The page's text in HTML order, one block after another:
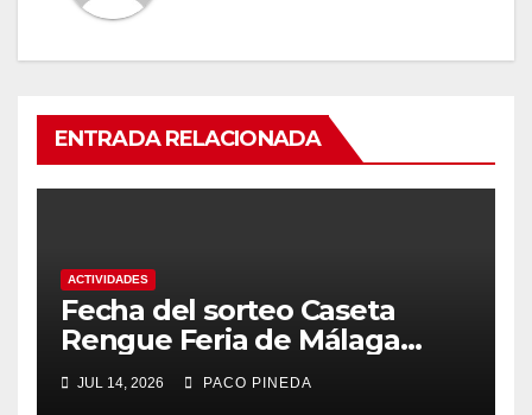
ENTRADA RELACIONADA
ACTIVIDADES
Fecha del sorteo Caseta
Rengue Feria de Málaga
2026
JUL 14, 2026 PACO PINEDA